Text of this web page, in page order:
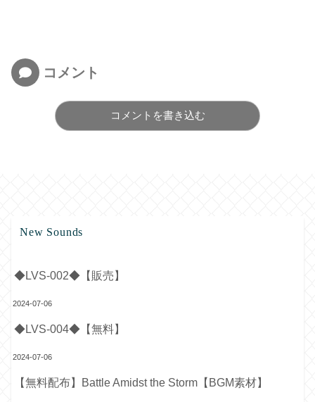
コメント
コメントを書き込む
New Sounds
◆LVS-002◆【販売】
2024-07-06
◆LVS-004◆【無料】
2024-07-06
【無料配布】Battle Amidst the Storm【BGM素材】